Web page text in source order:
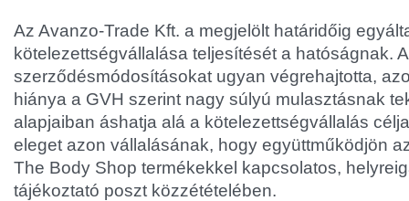
Az Avanzo-Trade Kft. a megjelölt határidőig
kötelezettségvállalása teljesítését a hatóságnak. A
szerződésmódosításokat ugyan végrehajtotta,
hiánya a GVH szerint nagy súlyú mulasztásnak
alapjaiban áshatja alá a kötelezettségvállalás
eleget azon vállalásának, hogy együttműködjön
The Body Shop termékekkel kapcsolatos,
tájékoztató poszt közzétételében.